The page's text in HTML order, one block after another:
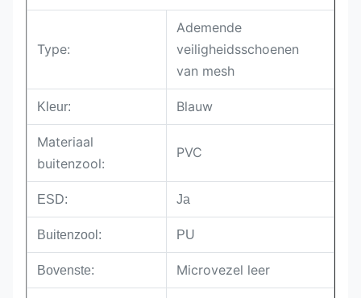
Type:
Ademende
veiligheidsschoenen
van mesh
Kleur: Blauw
Materiaal
buitenzool:
PVC
ESD: Ja
Buitenzool: PU
Bovenste: Microvezel leer